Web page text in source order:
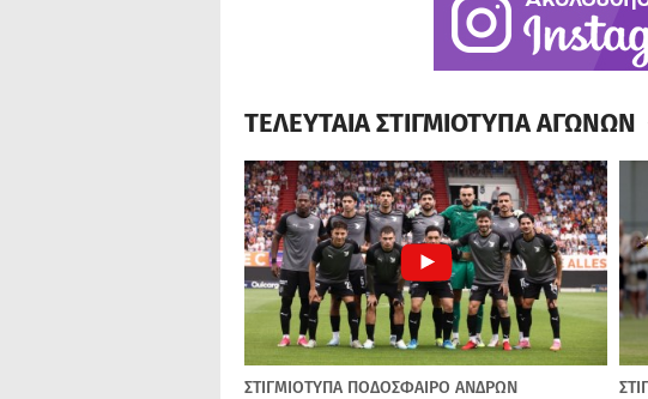
ΤΕΛΕΥΤΑΙΑ ΣΤΙΓΜΙΟΤΥΠΑ ΑΓΩΝΩΝ
ΣΤΙΓΜΙΟΤΥΠΑ ΠΟΔΌΣΦΑΙΡΟ ΑΝΔΡΏΝ